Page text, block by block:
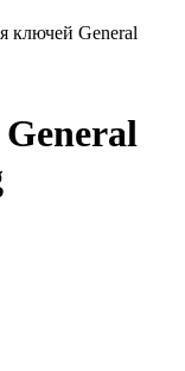
ключей General